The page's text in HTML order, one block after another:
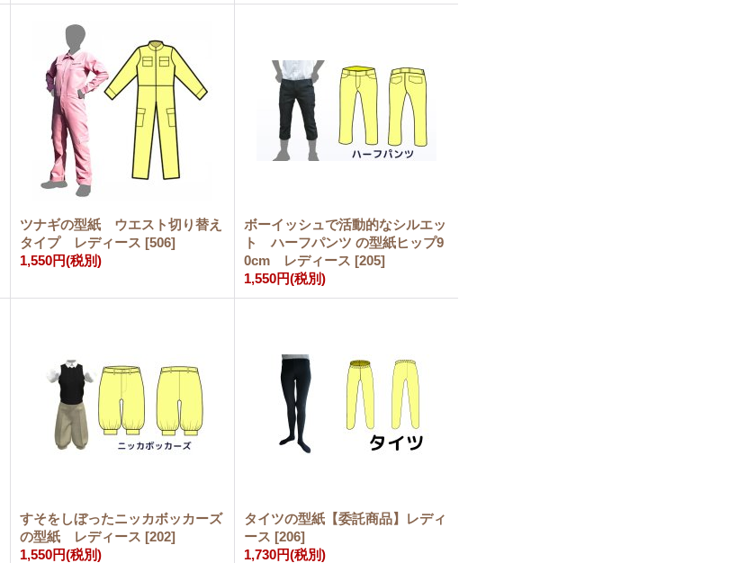
ツナギの型紙 ウエスト切り替え
タイプ レディース [506]
1,550円(税別)
ボーイッシュで活動的なシルエッ
ト ハーフパンツ の型紙ヒップ9
0cm レディース [205]
1,550円(税別)
すそをしぼったニッカボッカーズ
の型紙 レディース [202]
1,550円(税別)
タイツの型紙【委託商品】レディ
ース [206]
1,730円(税別)